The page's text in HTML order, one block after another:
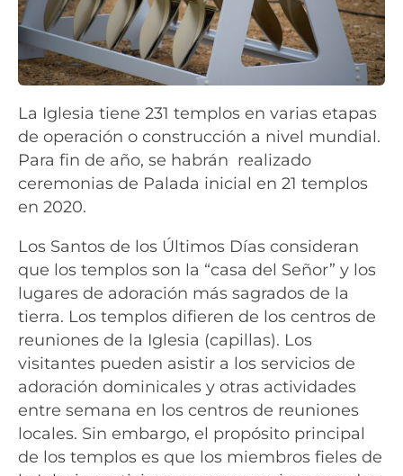
La Iglesia tiene 231 templos en varias etapas
de operación o construcción a nivel mundial.
Para fin de año, se habrán realizado
ceremonias de Palada inicial en 21 templos
en 2020.
Los Santos de los Últimos Días consideran
que los templos son la “casa del Señor” y los
lugares de adoración más sagrados de la
tierra. Los templos difieren de los centros de
reuniones de la Iglesia (capillas). Los
visitantes pueden asistir a los servicios de
adoración dominicales y otras actividades
entre semana en los centros de reuniones
locales. Sin embargo, el propósito principal
de los templos es que los miembros fieles de